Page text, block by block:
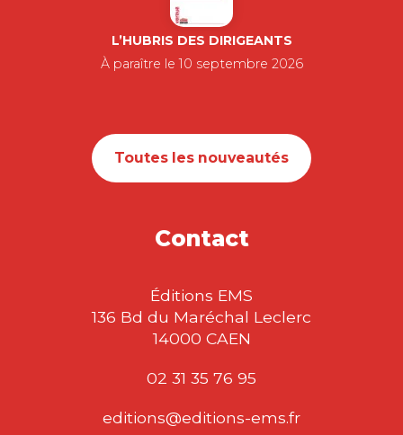
L’HUBRIS DES DIRIGEANTS
À paraître le 10 septembre 2026
Toutes les nouveautés
Contact
Éditions EMS
136 Bd du Maréchal Leclerc
14000 CAEN
02 31 35 76 95
editions@editions-ems.fr